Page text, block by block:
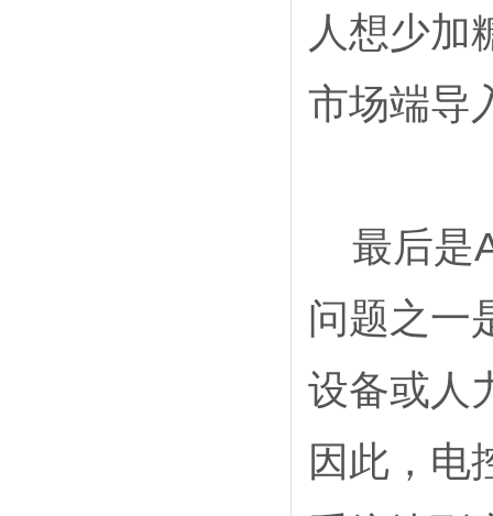
人想少加
市场端导
最后是
问题之一
设备或人
因此，电